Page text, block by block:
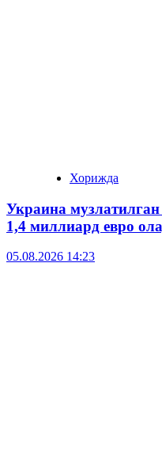
Хорижда
Украина
1,4 миллиард евро
05.08.2026 14:23